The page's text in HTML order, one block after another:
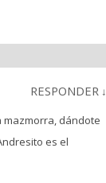
RESPONDER ↓
mazmorra, dándote
es el